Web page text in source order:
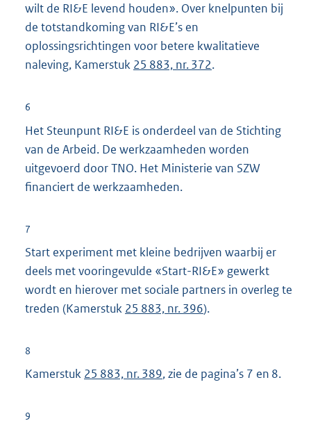
n
k
:
wilt de RI&E levend houden». Over knelpunten bij
de totstandkoming van RI&E’s en
oplossingsrichtingen voor betere kwalitatieve
naleving, Kamerstuk 25 883, nr. 372.
6
Het Steunpunt RI&E is onderdeel van de Stichting
van de Arbeid. De werkzaamheden worden
uitgevoerd door TNO. Het Ministerie van SZW
financiert de werkzaamheden.
7
Start experiment met kleine bedrijven waarbij er
deels met vooringevulde «Start-RI&E» gewerkt
wordt en hierover met sociale partners in overleg te
treden (Kamerstuk 25 883, nr. 396).
8
Kamerstuk 25 883, nr. 389, zie de pagina’s 7 en 8.
9